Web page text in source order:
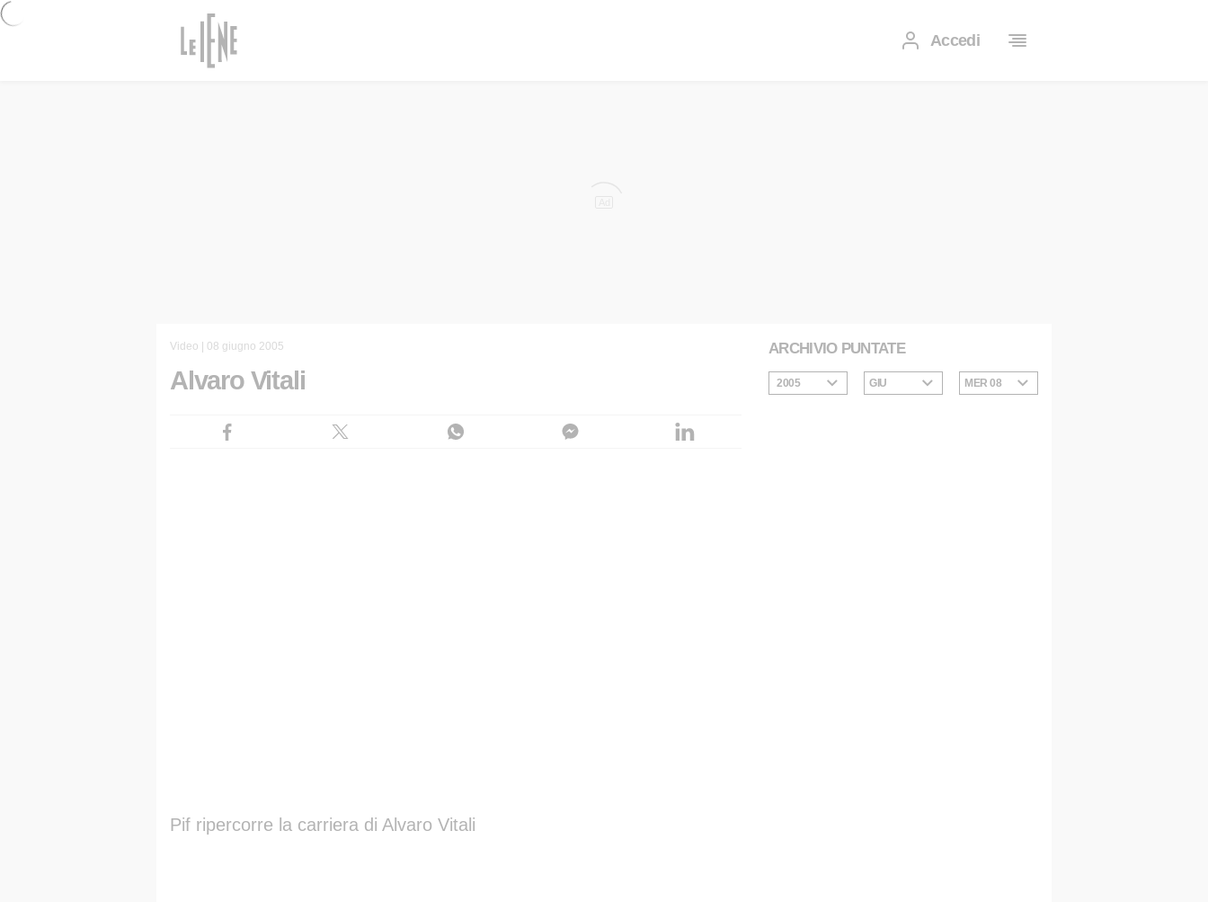
Accedi
Video | 08 giugno 2005
Alvaro Vitali
Pif ripercorre la carriera di Alvaro Vitali
ARCHIVIO PUNTATE
2005 GIU MER 08